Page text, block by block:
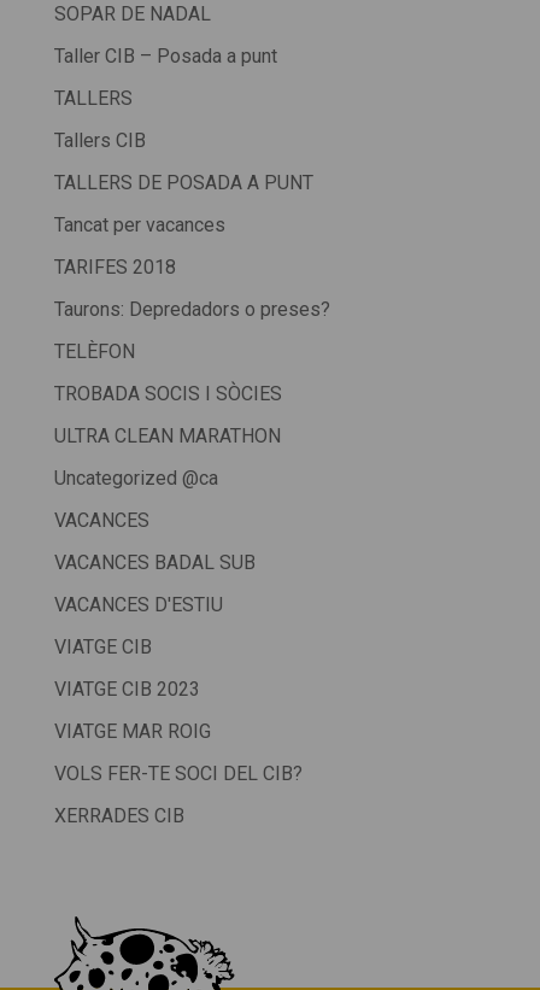
SOPAR DE NADAL
Taller CIB – Posada a punt
TALLERS
Tallers CIB
TALLERS DE POSADA A PUNT
Tancat per vacances
TARIFES 2018
Taurons: Depredadors o preses?
TELÈFON
TROBADA SOCIS I SÒCIES
ULTRA CLEAN MARATHON
Uncategorized @ca
VACANCES
VACANCES BADAL SUB
VACANCES D'ESTIU
VIATGE CIB
VIATGE CIB 2023
VIATGE MAR ROIG
VOLS FER-TE SOCI DEL CIB?
XERRADES CIB